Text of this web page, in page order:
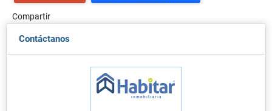
Compartir
Contáctanos